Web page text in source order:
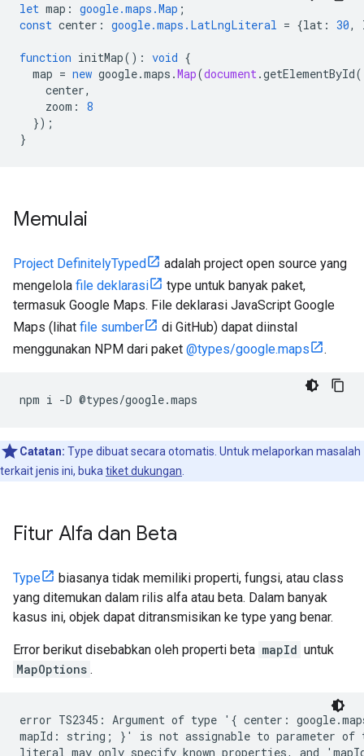
let map : google.maps.Map ;
const center : google.maps.LatLngLiteral = {lat : 30,
function initMap() : void {
map = new google.maps .Map(document.getElementById(
center,
zoom :
8
});
}
Memulai
Project DefinitelyTyped
adalah project open source yang
mengelola file deklarasi
type untuk banyak paket,
termasuk Google Maps. File deklarasi JavaScript Google
Maps (lihat file sumber
di GitHub) dapat diinstal
menggunakan NPM dari paket @types/google.maps .
npm i -D @types/google.maps
Catatan: Type dibuat secara otomatis. Untuk melaporkan masalah
terkait jenis ini, buka tiket dukungan
Fitur Alfa dan Beta
Type
biasanya tidak memiliki properti, fungsi, atau class
yang ditemukan dalam rilis alfa atau beta. Dalam banyak
kasus ini, objek dapat ditransmisikan ke type yang benar.
Error berikut disebabkan oleh properti beta mapId untuk
MapOptions .
error TS2345: Argument of type '{ center:
mapId: string; }' is not assignable to parameter of
literal may only specify known properties, and